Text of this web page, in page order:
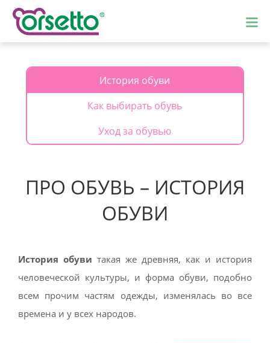
История обуви
Как выбирать обувь
Уход за обувью
ПРО ОБУВЬ – ИСТОРИЯ
ОБУВИ
История обуви такая же древняя, как и история
человеческой культуры, и форма обуви, подобно
всем прочим частям одежды, изменялась во все
времена и у всех народов.